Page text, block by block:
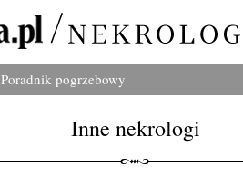
Poradnik pogrzebowy
Inne nekrologi